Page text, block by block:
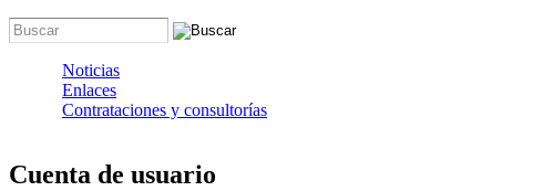
Buscar
Noticias
Enlaces
Contrataciones y consultorías
Cuenta de usuario